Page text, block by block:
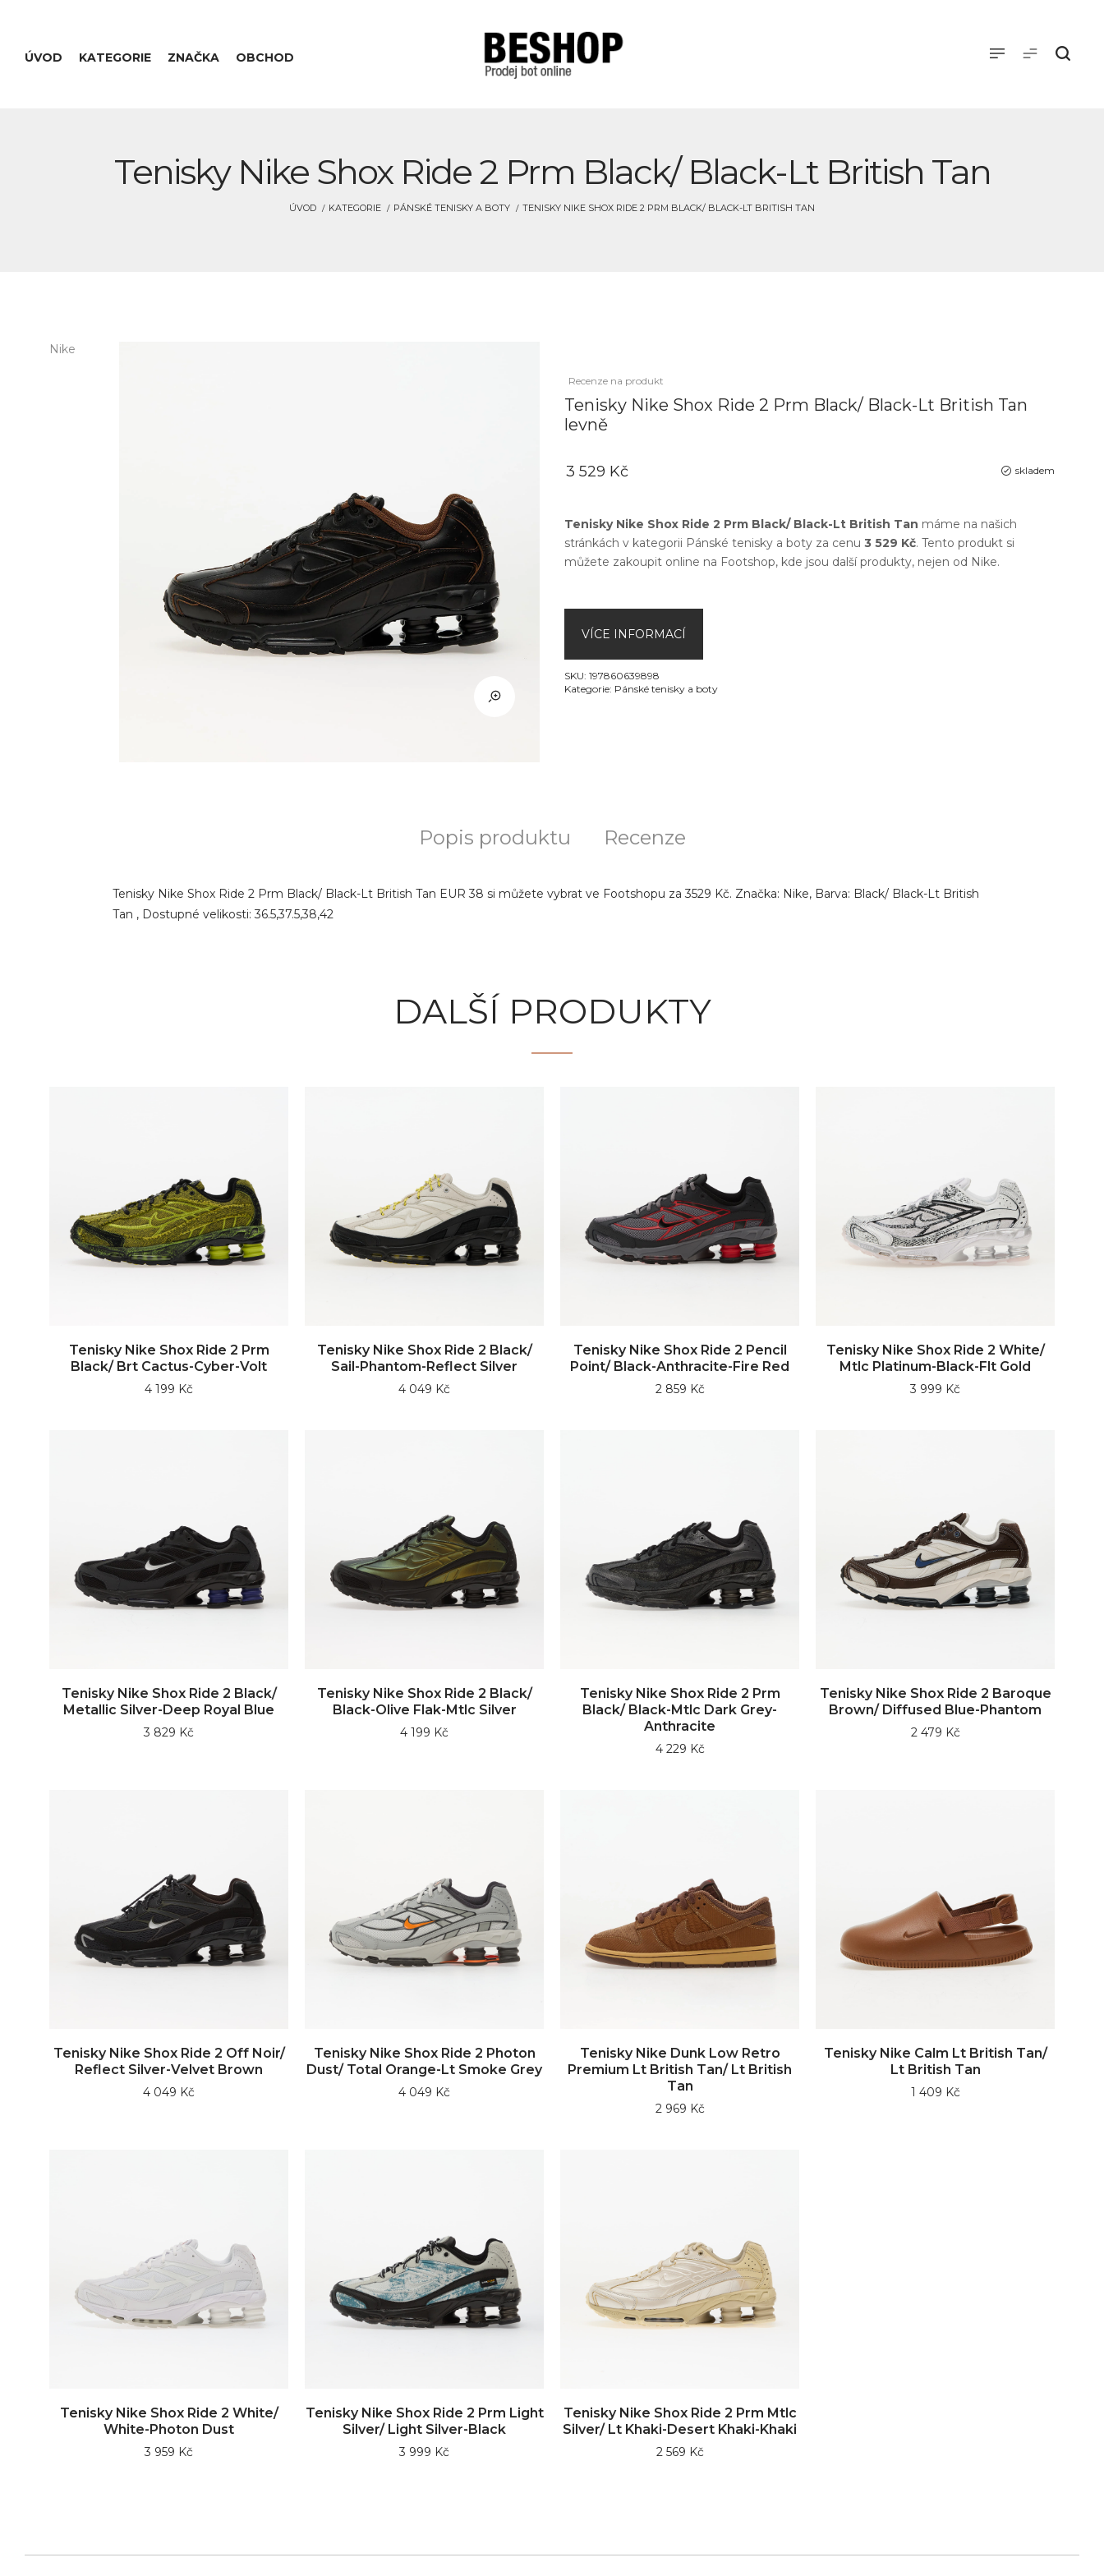
ÚVOD KATEGORIE ZNAČKA OBCHOD
Tenisky Nike Shox Ride 2 Prm Black/ Black-Lt British Tan
ÚVOD KATEGORIE PÁNSKÉ TENISKY A BOTY TENISKY NIKE SHOX RIDE 2 PRM BLACK/ BLACK-LT BRITISH TAN
Nike
Recenze na produkt
Tenisky Nike Shox Ride 2 Prm Black/ Black-Lt British Tan
levně
skladem
3 529 Kč
Tenisky Nike Shox Ride 2 Prm Black/ Black-Lt British Tan máme na našich
stránkách v kategorii Pánské tenisky a boty za cenu 3 529 Kč. Tento produkt si
můžete zakoupit online na Footshop, kde jsou další produkty, nejen od Nike.
VÍCE INFORMACÍ
SKU: 197860639898
Kategorie: Pánské tenisky a boty
Popis produktu Recenze
Tenisky Nike Shox Ride 2 Prm Black/ Black-Lt British Tan EUR 38 si můžete vybrat ve Footshopu za 3529 Kč. Značka: Nike, Barva: Black/ Black-Lt British
Tan , Dostupné velikosti: 36.5,37.5,38,42
DALŠÍ PRODUKTY
Tenisky Nike Shox Ride 2 Prm
Black/ Brt Cactus-Cyber-Volt
4 199 Kč
Tenisky Nike Shox Ride 2 Black/
Sail-Phantom-Reflect Silver
4 049 Kč
Tenisky Nike Shox Ride 2 Pencil
Point/ Black-Anthracite-Fire Red
2 859 Kč
Tenisky Nike Shox Ride 2 White/
Mtlc Platinum-Black-Flt Gold
3 999 Kč
Tenisky Nike Shox Ride 2 Black/
Metallic Silver-Deep Royal Blue
3 829 Kč
Tenisky Nike Shox Ride 2 Black/
Black-Olive Flak-Mtlc Silver
4 199 Kč
Tenisky Nike Shox Ride 2 Prm
Black/ Black-Mtlc Dark Grey-
Anthracite
4 229 Kč
Tenisky Nike Shox Ride 2 Baroque
Brown/ Diffused Blue-Phantom
2 479 Kč
Tenisky Nike Shox Ride 2 Off Noir/
Reflect Silver-Velvet Brown
4 049 Kč
Tenisky Nike Shox Ride 2 Photon
Dust/ Total Orange-Lt Smoke Grey
4 049 Kč
Tenisky Nike Dunk Low Retro
Premium Lt British Tan/ Lt British
Tan
2 969 Kč
Tenisky Nike Calm Lt British Tan/
Lt British Tan
1 409 Kč
Tenisky Nike Shox Ride 2 White/
White-Photon Dust
3 959 Kč
Tenisky Nike Shox Ride 2 Prm Light
Silver/ Light Silver-Black
3 999 Kč
Tenisky Nike Shox Ride 2 Prm Mtlc
Silver/ Lt Khaki-Desert Khaki-Khaki
2 569 Kč